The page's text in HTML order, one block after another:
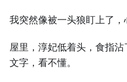
我突然像被一头狼盯上了，
屋里，淳妃低着头，食指
文字，看不懂。